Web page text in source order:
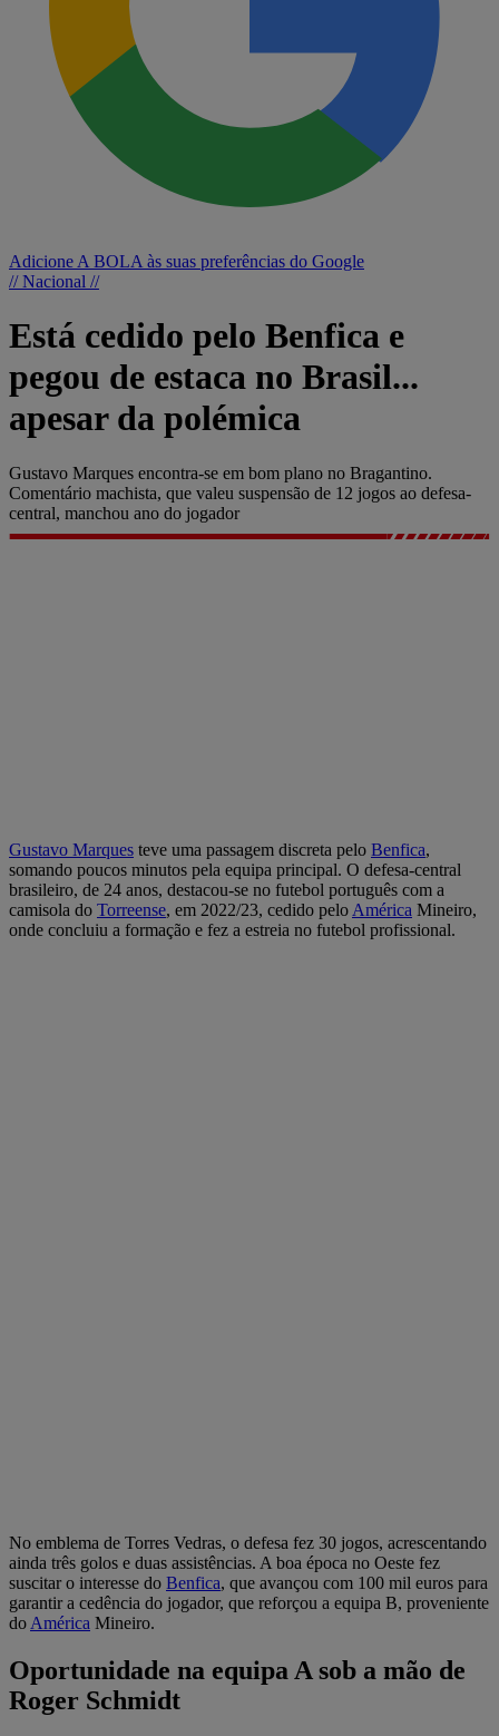
Adicione A BOLA às suas preferências do Google
// Nacional //
Está cedido pelo Benfica e
pegou de estaca no Brasil...
apesar da polémica
Gustavo Marques encontra-se em bom plano no Bragantino.
Comentário machista, que valeu suspensão de 12 jogos ao defesa-
central, manchou ano do jogador
Gustavo Marques teve uma passagem discreta pelo Benfica,
somando poucos minutos pela equipa principal. O defesa-central
brasileiro, de 24 anos, destacou-se no futebol português com a
camisola do Torreense, em 2022/23, cedido pelo América Mineiro,
onde concluiu a formação e fez a estreia no futebol profissional.
No emblema de Torres Vedras, o defesa fez 30 jogos, acrescentando
ainda três golos e duas assistências. A boa época no Oeste fez
suscitar o interesse do Benfica, que avançou com 100 mil euros para
garantir a cedência do jogador, que reforçou a equipa B, proveniente
do América Mineiro.
Oportunidade na equipa A sob a mão de
Roger Schmidt